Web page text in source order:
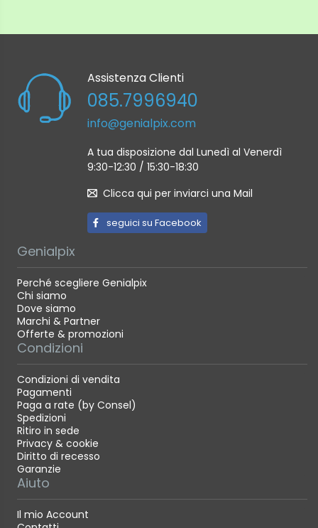
Assistenza Clienti
085.7996940
info@genialpix.com
A tua disposizione dal Lunedì al Venerdì
9:30-12:30 / 15:30-18:30
Clicca qui per inviarci una Mail
seguici su Facebook
Genialpix
Perché scegliere Genialpix
Chi siamo
Dove siamo
Marchi & Partner
Offerte & promozioni
Condizioni
Condizioni di vendita
Pagamenti
Paga a rate (by Consel)
Spedizioni
Ritiro in sede
Privacy & cookie
Diritto di recesso
Garanzie
Aiuto
Il mio Account